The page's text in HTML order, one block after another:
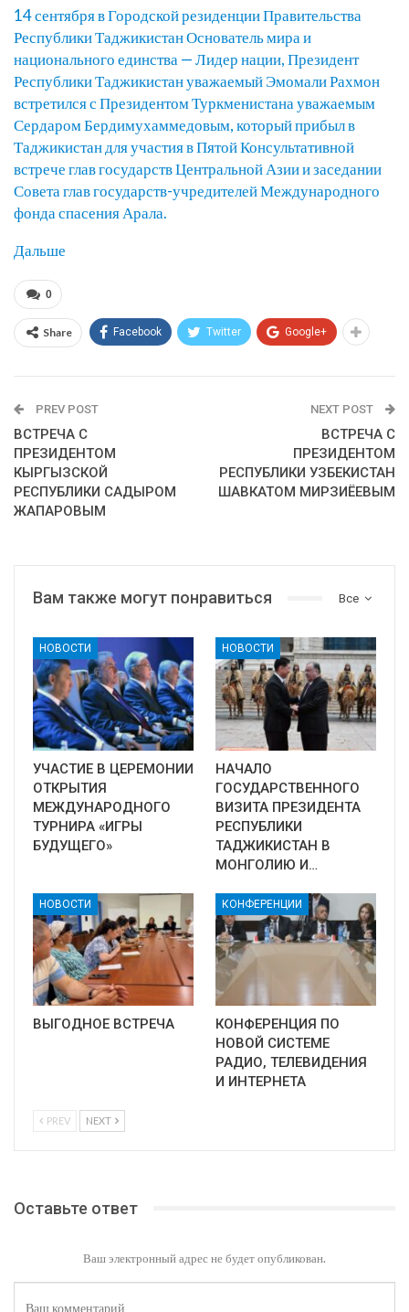
14 сентября в Городской резиденции Правительства
Республики Таджикистан Основатель мира и
национального единства — Лидер нации, Президент
Республики Таджикистан уважаемый Эмомали Рахмон
встретился с Президентом Туркменистана уважаемым
Сердаром Бердимухаммедовым, который прибыл в
Таджикистан для участия в Пятой Консультативной
встрече глав государств Центральной Азии и заседании
Совета глав государств-учредителей Международного
фонда спасения Арала.
Дальше
0
Share Facebook Twitter Google+
PREV POST
ВСТРЕЧА С
ПРЕЗИДЕНТОМ
КЫРГЫЗСКОЙ
РЕСПУБЛИКИ САДЫРОМ
ЖАПАРОВЫМ
NEXT POST
ВСТРЕЧА С
ПРЕЗИДЕНТОМ
РЕСПУБЛИКИ УЗБЕКИСТАН
ШАВКАТОМ МИРЗИЁЕВЫМ
Все
Вам также могут понравиться
НОВОСТИ
УЧАСТИЕ В ЦЕРЕМОНИИ
ОТКРЫТИЯ
МЕЖДУНАРОДНОГО
ТУРНИРА «ИГРЫ
БУДУЩЕГО»
НОВОСТИ
НАЧАЛО
ГОСУДАРСТВЕННОГО
ВИЗИТА ПРЕЗИДЕНТА
РЕСПУБЛИКИ
ТАДЖИКИСТАН В
МОНГОЛИЮ И…
НОВОСТИ
ВЫГОДНОЕ ВСТРЕЧА
КОНФЕРЕНЦИИ
КОНФЕРЕНЦИЯ ПО
НОВОЙ СИСТЕМЕ
РАДИО, ТЕЛЕВИДЕНИЯ
И ИНТЕРНЕТА
PREV NEXT
Оставьте ответ
Ваш электронный адрес не будет опубликован.